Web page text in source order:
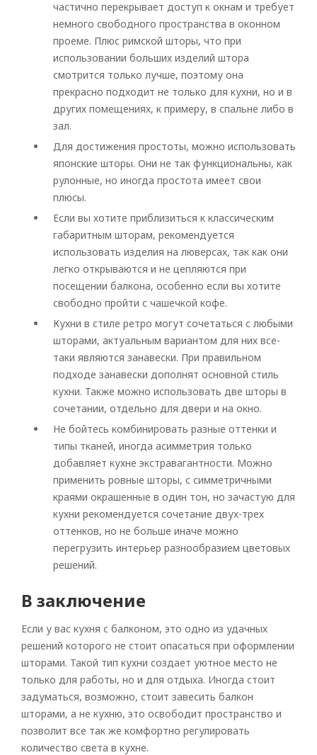
частично перекрывает доступ к окнам и требует
немного свободного пространства в оконном
проеме. Плюс римской шторы, что при
использовании больших изделий штора
смотрится только лучше, поэтому она
прекрасно подходит не только для кухни, но и в
других помещениях, к примеру, в спальне либо в
зал.
Для достижения простоты, можно использовать
японские шторы. Они не так функциональны, как
рулонные, но иногда простота имеет свои
плюсы.
Если вы хотите приблизиться к классическим
габаритным шторам, рекомендуется
использовать изделия на люверсах, так как они
легко открываются и не цепляются при
посещении балкона, особенно если вы хотите
свободно пройти с чашечкой кофе.
Кухни в стиле ретро могут сочетаться с любыми
шторами, актуальным вариантом для них все-
таки являются занавески. При правильном
подходе занавески дополнят основной стиль
кухни. Также можно использовать две шторы в
сочетании, отдельно для двери и на окно.
Не бойтесь комбинировать разные оттенки и
типы тканей, иногда асимметрия только
добавляет кухне экстравагантности. Можно
применить ровные шторы, с симметричными
краями окрашенные в один тон, но зачастую для
кухни рекомендуется сочетание двух-трех
оттенков, но не больше иначе можно
перегрузить интерьер разнообразием цветовых
решений.
В заключение
Если у вас кухня с балконом, это одно из удачных
решений которого не стоит опасаться при оформлении
шторами. Такой тип кухни создает уютное место не
только для работы, но и для отдыха. Иногда стоит
задуматься, возможно, стоит завесить балкон
шторами, а не кухню, это освободит пространство и
позволит все так же комфортно регулировать
количество света в кухне.